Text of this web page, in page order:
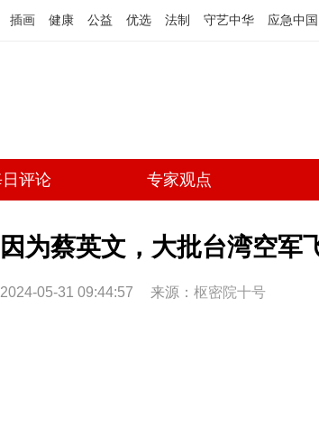
插画 健康 公益 优选 法制 守艺中华 应急中国
评论 专家观点
因为蔡英文，大批台湾空
2024-05-31 09:44:57 来源： 枢密院十号